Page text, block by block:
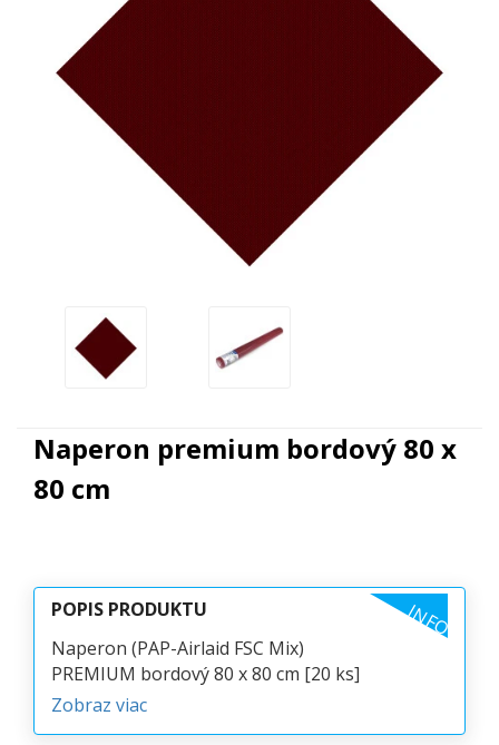
Naperon premium bordový 80 x
80 cm
POPIS PRODUKTU INFO
Naperon (PAP-Airlaid FSC Mix)
PREMIUM bordový 80 x 80 cm [20 ks]
Zobraz viac